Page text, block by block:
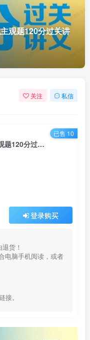
观题120分过关讲
关注 私信
2024年国家统一法律职业资格考试主观题120分过关讲义.pdf
登录购买
货！
电脑手机阅读，或者
。
已售 10